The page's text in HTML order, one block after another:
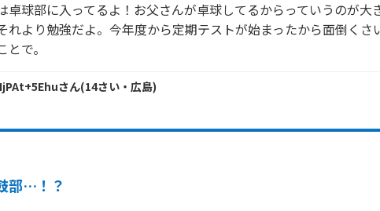
卓球部に入ってるよ！お父さんが卓球してるからっていうのが大
れより勉強だよ。今年度から定期テストが始まったから面倒くさ
で。
さん(14さい・ 広島)
部…！？